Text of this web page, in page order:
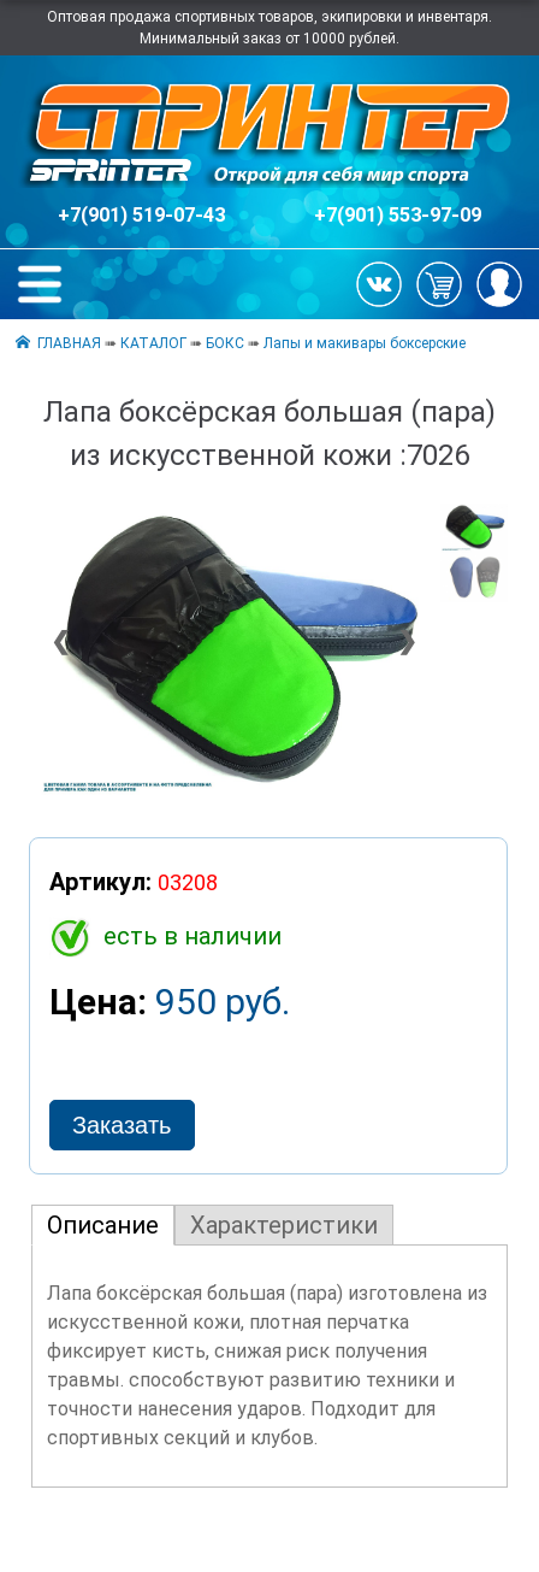
Оптовая продажа спортивных товаров, экипировки и инвентаря.
Минимальный заказ от 10000 рублей.
+7(901) 519-07-43 +7(901) 553-97-09
ГЛАВНАЯ ➠КАТАЛОГ ➠БОКС ➠ Лапы и макивары боксерские
Лапа боксёрская большая (пара)
из искусственной кожи :7026
❮ ❯
Артикул: 03208
есть в наличии
Цена: 950 руб.
Описание Характеристики
Лапа боксёрская большая (пара) изготовлена из
искусственной кожи, плотная перчатка
фиксирует кисть, снижая риск получения
травмы. способствуют развитию техники и
точности нанесения ударов. Подходит для
спортивных секций и клубов.